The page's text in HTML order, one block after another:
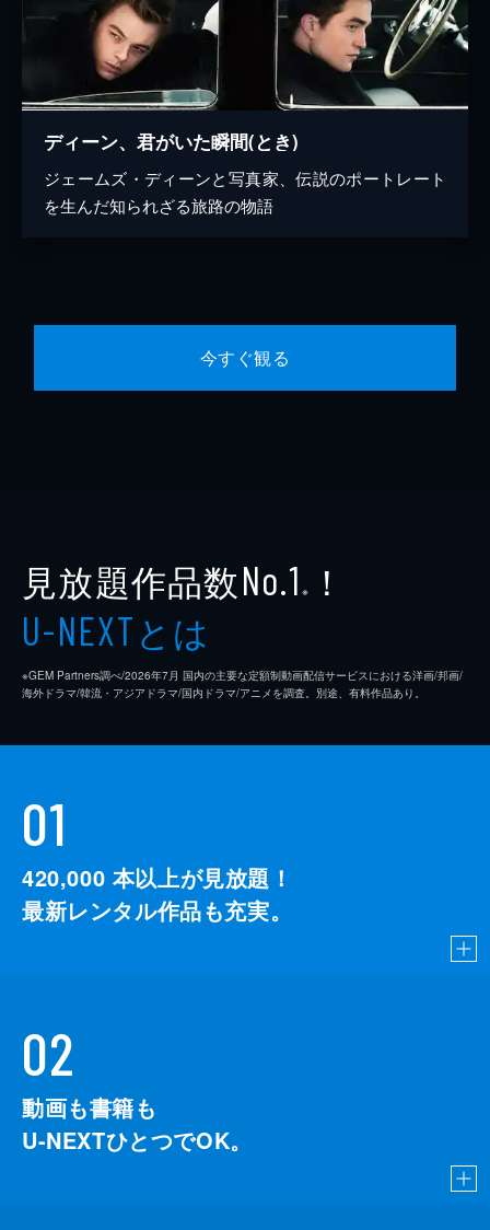
ディーン、君がいた瞬間(とき)
ジェームズ・ディーンと写真家、伝説のポートレート
を生んだ知られざる旅路の物語
今すぐ観る
見放題作品数No.1 ※ ！
U-NEXTとは
※GEM Partners調べ/2026年7⽉ 国内の主要な定額制動画配信サービスにおける洋画/邦画/
海外ドラマ/韓流・アジアドラマ/国内ドラマ/アニメを調査。別途、有料作品あり。
01
420,000 本以上が見放題！
最新レンタル作品も充実。
02
動画も書籍も
U-NEXTひとつでOK。